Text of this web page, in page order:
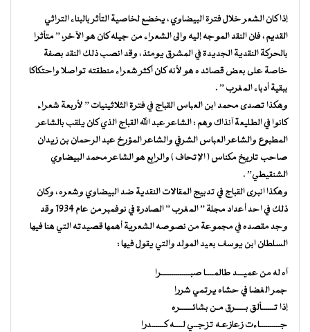
إذا كان الشعر خلال فترة البيضاوي ، يخضع لخاصية التأثر بالبناء التراثي
القديم ، فان النقد الموجه إليه والى الشعراء من جيله كان هو الآخر، ” متأثرا
بالحركة النقدية الجديدة في المشرق يومئذ ، وقد انصب ذلك النقد بصفة
خاصة على بعض قصائد ه هو لأنه كان أكثر شعراء منطقته تواصلا واحتكاكا
ببقية أدباء المغرب ” .
وهكذا تصدى محمد ابن العباس القباج في فترة الثلاثينيات ” لأربعة شعراء
كانوا في الطليعة آنذاك وهم : الشاعر عبد الله القباج الذي كان يلقب بالشاعر
المطبوع والشاعر العباس الشرفي والشاعر المؤرخ عبد الرحمان بن زيدان
صاحب تاريخ مكناس ( الإتحاف ) والرابع هو الشاعر محمد البيضاوي
الشنقيطي” .
وهكذا انبرى القباج في تدبيج المقالات النقدية ضد البيضاوي وشعره ، وكان
ذلك في احد أعداد مجلة ” المغرب ” الصادرة في نوفمبر من عام 1934 وقد
وجد مقصده في مجموعة من نصوصه الشعرية أهمها قصيدته التي هنا فيها
السلطان ابن يوسف بعيد المولد والتي يقول فيها :
آه له من عميـــد طالمــــا صبــــــــــــــرا
جمر الغضا في حشاه يرتمي شررا
إذا تــــــألق بـــــرق مـن بشائــــــره
جــــــــــاءت زعازعـه تزجــي لــــه كــــــدرا